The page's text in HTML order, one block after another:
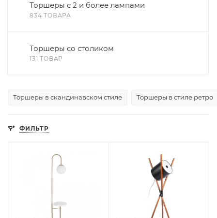
Торшеры с 2 и более лампами
834 ТОВАРА
Торшеры со столиком
131 ТОВАР
Торшеры в скандинавском стиле Торшеры в стиле ретро
ФИЛЬТР